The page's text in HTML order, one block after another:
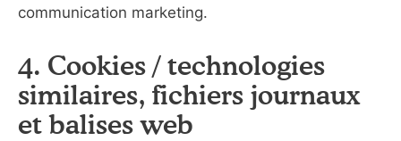
communication marketing.
4. Cookies / technologies
similaires, fichiers journaux
et balises web